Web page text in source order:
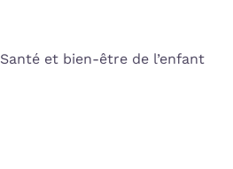
Santé et bien-être de l’enfant